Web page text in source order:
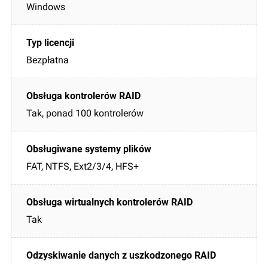
Windows
Bezpłatna
Tak, ponad 100 kontrolerów
FAT, NTFS, Ext2/3/4, HFS+
Tak